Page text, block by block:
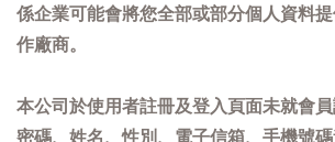
係企業可能會將您全部或部分個人資料
作廠商。
本公司於使用者註冊及登入頁面未就會員
密碼、姓名、性別、電子信箱、手機號